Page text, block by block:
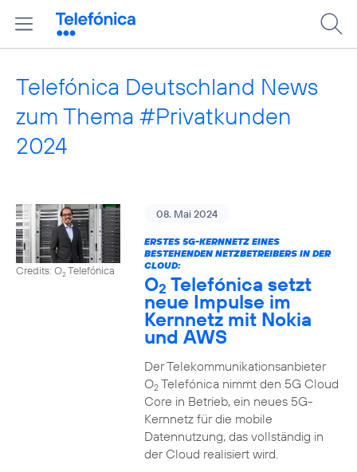
Telefónica Deutschland News
zum Thema #Privatkunden
2024
Credits: O2Telefónica
08. Mai 2024
ERSTES 5G-KERNNETZ EINES
BESTEHENDEN NETZBETREIBERS IN DER
CLOUD:
O2 Telefónica setzt
neue Impulse im
Kernnetz mit Nokia
und AWS
Der Telekommunikationsanbieter
O2Telefónica nimmt den 5G Cloud
Core in Betrieb, ein neues 5G-
Kernnetz für die mobile
Datennutzung, das vollständig in
der Cloud realisiert wird.